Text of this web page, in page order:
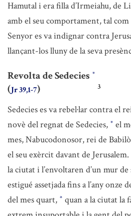
Hamutal i era filla d’Irmeiahu, de
amb el seu comportament, tal
Senyor es va indignar contra
llançant-los lluny de la seva
Revolta de Sedecies *
(Jr 39,1-7) 3
Sedecies es va rebel·lar contra el
novè del regnat de Sedecies, * el
mes, Nabucodonosor, rei de
el seu exèrcit davant de
la ciutat i l’envoltaren d’un mur de
estigué assetjada fins a l’any onze
del mes quart, * quan a la ciutat la